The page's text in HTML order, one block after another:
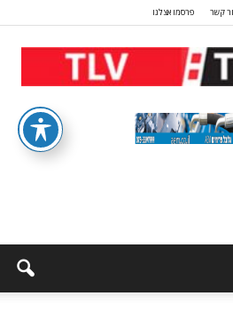
קשר פרסמו אצלנו